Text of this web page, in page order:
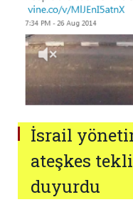
İsrail
ateşkes
duyurdu